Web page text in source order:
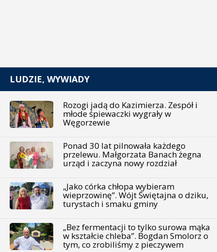
LUDZIE, WYWIADY
Rozogi jadą do Kazimierza. Zespół i
młode śpiewaczki wygrały w
Węgorzewie
Ponad 30 lat pilnowała każdego
przelewu. Małgorzata Banach żegna
urząd i zaczyna nowy rozdział
„Jako córka chłopa wybieram
wieprzowinę”. Wójt Świętajna o dziku,
turystach i smaku gminy
„Bez fermentacji to tylko surowa mąka
w kształcie chleba”. Bogdan Smolorz o
tym, co zrobiliśmy z pieczywem